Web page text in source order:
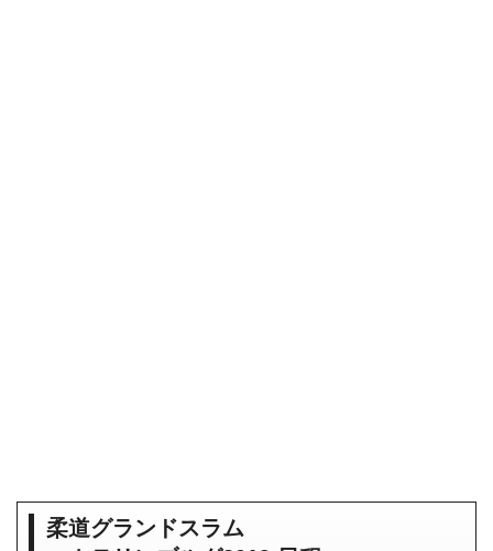
柔道グランドスラム